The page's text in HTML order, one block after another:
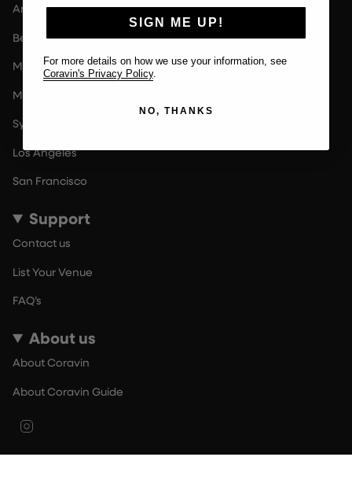
Amsterdam
Berlin
Milan
Melbourne
Sydney
Los Angeles
San Francisco
Support
Contact us
List Your Venue
FAQ’s
About us
About Coravin
About Coravin Guide
SIGN ME UP!
For more details on how we use your information, see
Coravin's Privacy Policy
NO, THANKS